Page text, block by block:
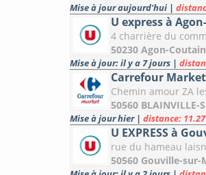
Mise à jour aujourd'hui |
U express à
4 charrière du
50230 Agon-
Mise à jour: il y a 7 jours |
Carrefour Market
Chemin amour ZA
50560 BLAINVILLE-
Mise à jour hier | distance:
U EXPRESS à
rue du hameau
50560 Gouville-sur-